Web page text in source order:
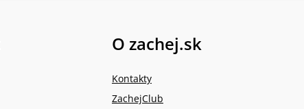
O zachej.sk
Kontakty
ZachejClub